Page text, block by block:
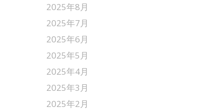
2025年8月
2025年7月
2025年6月
2025年5月
2025年4月
2025年3月
2025年2月